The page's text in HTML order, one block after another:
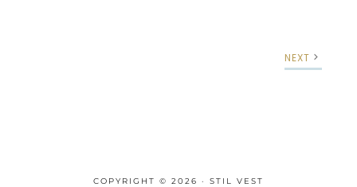
NEXT
COPYRIGHT © 2026 · STIL VEST